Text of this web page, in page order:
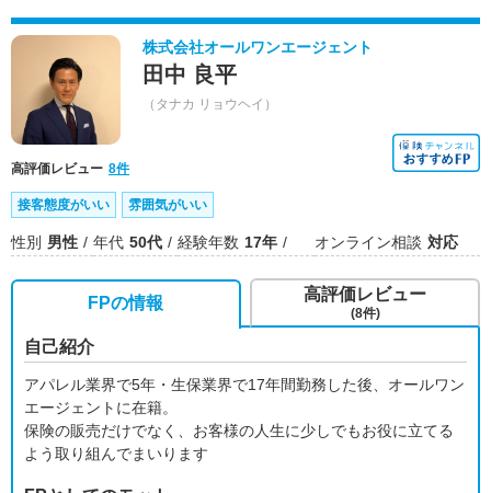
株式会社オールワンエージェント
田中 良平
（タナカ リョウヘイ）
高評価レビュー 8件
接客態度がいい 雰囲気がいい
性別 男性 年代 50代 経験年数 17年 オンライン相談 対応
FPの情報
自己紹介
アパレル業界で5年・生保業界で17年間勤務した後、オールワン
エージェントに在籍。
保険の販売だけでなく、お客様の人生に少しでもお役に立てる
よう取り組んでまいります
高評価レビュー
(8件)